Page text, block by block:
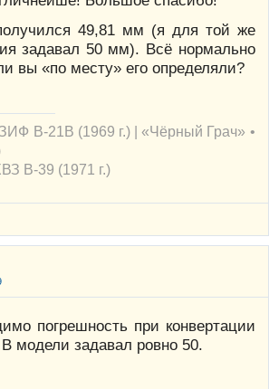
49,81 мм (я для той же
задавал 50 мм). Всё нормально
вы «по месту» его определяли?
В-21В (1969 г.) | «Чёрный Грач» •
В-39 (1971 г.)
погрешность при конвертации
модели задавал ровно 50.